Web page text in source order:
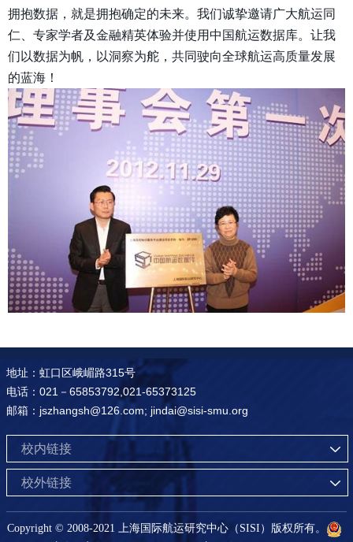
拥抱数据，就是拥抱确定的未来。我们诚挚邀请广大航运同
仁、专家学者及金融精英体验并使用中国航运数据库。让我
们以数据为帆，以洞察为舵，共同驶向全球航运高质量发展
的蓝海！
地址：虹口区峨嵋路315号
电话：021－65853792,021-65373125
邮箱：jszhangsh@126.com; jindai@sisi-smu.org
校内链接
校外链接
Copyright © 2008-2021 上海国际航运研究中心（SISI）版权所有。